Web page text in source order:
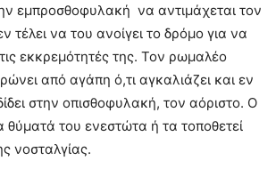
εμπροσθοφυλακή να αντιμάχεται τον
τέλει να του ανοίγει το δρόμο για να
εκκρεμότητές της. Τον ρωμαλέο
από αγάπη ό,τι αγκαλιάζει και εν
στην οπισθοφυλακή, τον αόριστο. Ο
θύματά του ενεστώτα ή τα τοποθετεί
νοσταλγίας.